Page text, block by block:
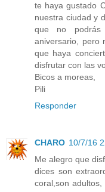
te haya gustado
nuestra ciudad y
que no
aniversario, pero
que haya
disfrutar con las
Bicos a moreas,
Pili
Responder
CHARO 10/7/16
Me alegro que
dices son
coral,son